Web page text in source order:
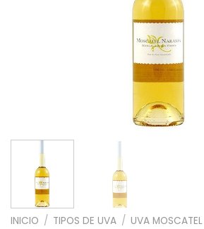
INICIO / TIPOS DE UVA / UVA MOSCATEL